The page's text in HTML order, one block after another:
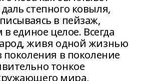
степного ковыля,
в пейзаж,
единое целое. Всегда
живя одной жизнью
поколения в поколение
тонкое
мира,